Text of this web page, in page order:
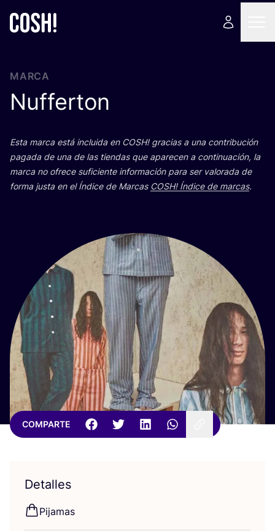
MARCA
Nufferton
Esta mar­ca está inclui­da en COSH! gra­cias a una con­tri­bu­ción
paga­da de una de las tien­das que apa­re­cen a con­ti­nua­ción, la
mar­ca no ofre­ce sufi­cien­te infor­ma­ción para ser valo­ra­da de
for­ma jus­ta en el Índi­ce de Mar­cas COSH! Índi­ce de mar­cas.
COMPARTE
Detalles
Pija­mas